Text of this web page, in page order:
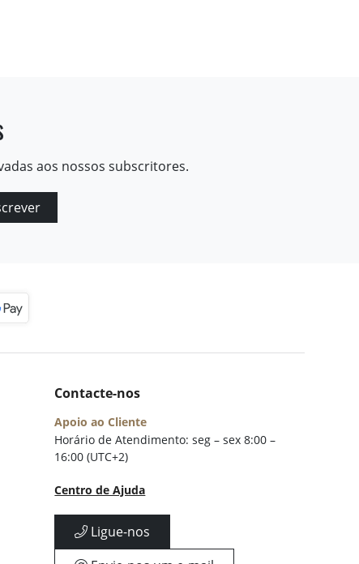
aos nossos subscritores.
Contacte-nos
Apoio ao Cliente
Horário de Atendimento: seg – sex 8:00 –
16:00 (UTC+2)
Centro de Ajuda
Ligue-nos